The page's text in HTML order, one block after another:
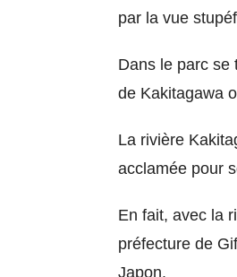
par la vue
Dans le parc se
de Kakitagawa
La rivière
acclamée pour
En fait, avec la
préfecture de
Japon.